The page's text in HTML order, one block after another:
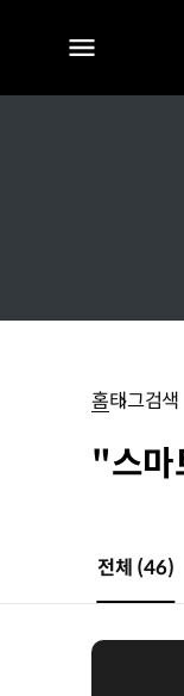
전체
홈태그검색
"스마
전체 (46)